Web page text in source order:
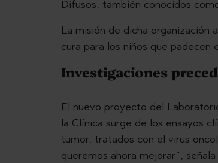
Difusos, también conocidos
La misión de dicha organización
cura para los niños que padecen
Investigaciones
El nuevo proyecto del
la Clínica surge de los ensayos
tumor, tratados con el virus
queremos ahora mejorar”,